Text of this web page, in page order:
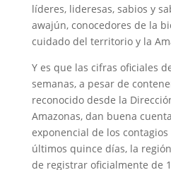
líderes, lideresas, sabios y
awajún, conocedores de la
cuidado del territorio y la
Y es que las cifras oficiales
semanas, a pesar de
reconocido desde la
Amazonas, dan buena
exponencial de los contagios
últimos quince días, la
de registrar oficialmente de